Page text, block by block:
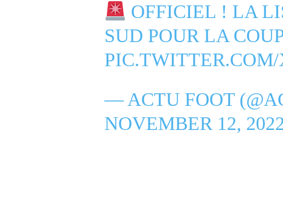
OFFICIEL ! LA
SUD POUR LA
— ACTU FOOT
NOVEMBER 12,